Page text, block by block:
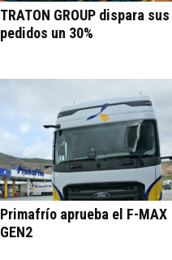
TRATON GROUP dispara sus
pedidos un 30%
Primafrío aprueba el F-MAX
GEN2